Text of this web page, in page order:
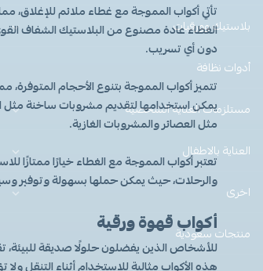
بلاستيك وورقيات
أدوات نظافة
مستلزمات العنايه الشخصية
العناية بالاطفال
اخرى
منتجات سعودية
تأتي أكواب المموجة مع غطاء ملائم للإغلاق،
الغطاء عادة مصنوع من البلاستيك الشفاف
دون أي تسريب.
تتميز أكواب المموجة بتنوع الأحجام
يمكن استخدامها لتقديم مشروبات ساخنة مثل
مثل العصائر والمشروبات الغازية.
تعتبر أكواب المموجة مع الغطاء خيارًا ممتازًا
والرحلات، حيث يمكن حملها بسهولة وتوفير
أكواب قهوة ورقية
للأشخاص الذين يفضلون حلولًا صديقة للبيئة،
هذه الأكواب مثالية للاستخدام أثناء التنقل ولا